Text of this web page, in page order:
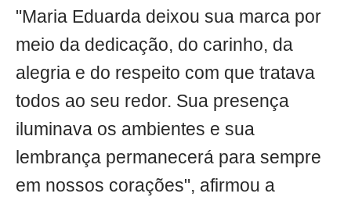
"Maria Eduarda deixou sua marca por
meio da dedicação, do carinho, da
alegria e do respeito com que tratava
todos ao seu redor. Sua presença
iluminava os ambientes e sua
lembrança permanecerá para sempre
em nossos corações", afirmou a